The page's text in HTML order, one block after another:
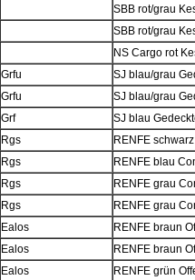
SBB rot/grau
SBB rot/grau
NS Cargo rot
Grfu SJ blau/grau
Grfu SJ blau/grau
Grf SJ blau
Rgs RENFE
Rgs RENFE blau
Rgs RENFE grau
Rgs RENFE grau
Ealos RENFE braun
Ealos RENFE braun
Ealos RENFE grün